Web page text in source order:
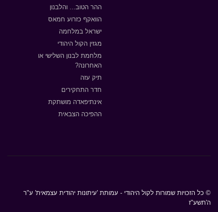
ההר הטוב... והלבנון
הוואקף כזרוע חמאס
ישראל במלחמה
מגזין הקול היהודי
מלחמת לבנון השלישי או
האחרונה?
תיק עזה
חדר התחקירים
אינתיפאדה מושתקת
ההפיכה הצבאית
© כל הזכויות שמורות לקול היהודי - עמותת 'עיתונות יהודית עצמאית' ע"ר
ה'תשע"ז